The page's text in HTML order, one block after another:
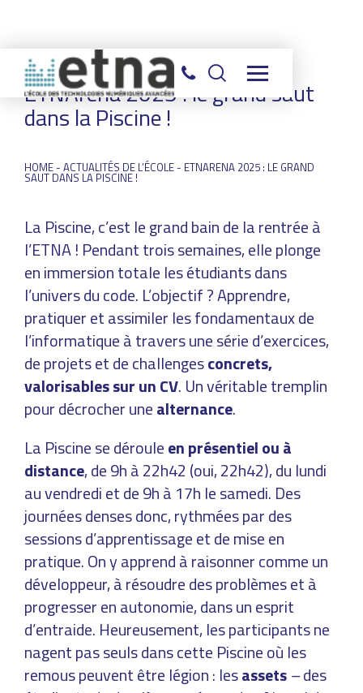
ETNArena 2025 : le grand saut
dans la Piscine !
HOME - ACTUALITÉS DE L’ÉCOLE - ETNARENA 2025 : LE GRAND
SAUT DANS LA PISCINE !
La Piscine, c’est le grand bain de la rentrée à
l’ETNA ! Pendant trois semaines, elle plonge
en immersion totale les étudiants dans
l’univers du code. L’objectif ? Apprendre,
pratiquer et assimiler les fondamentaux de
l’informatique à travers une série d’exercices,
de projets et de challengesconcrets,
valorisables sur un CV. Un véritable tremplin
pour décrocher unealternance.
La Piscine se dérouleen présentiel ou à
distance, de 9h à 22h42 (oui, 22h42), du lundi
au vendredi et de 9h à 17h le samedi. Des
journées denses donc, rythmées par des
sessions d’apprentissage et de mise en
pratique. On y apprend à raisonner comme un
développeur, à résoudre des problèmes et à
progresser en autonomie, dans un esprit
d’entraide. Heureusement, les participants ne
nagent pas seuls dans cette Piscine où les
remous peuvent être légion : lesassets–des